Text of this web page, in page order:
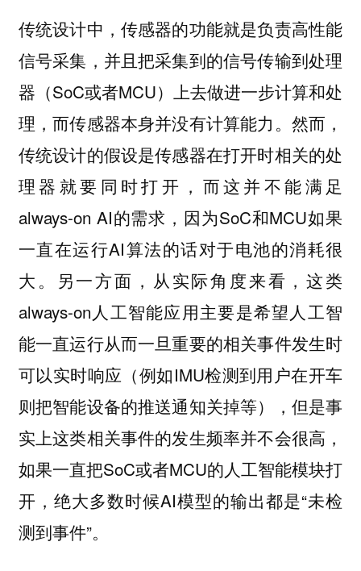
传统设计中，传感器的功能就是负责高性能
信号采集，并且把采集到的信号传输到处理
器（SoC或者MCU）上去做进一步计算和处
理，而传感器本身并没有计算能力。然而，
传统设计的假设是传感器在打开时相关的处
理器就要同时打开，而这并不能满足
always-on AI的需求，因为SoC和MCU如果
一直在运行AI算法的话对于电池的消耗很
大。另一方面，从实际角度来看，这类
always-on人工智能应用主要是希望人工智
能一直运行从而一旦重要的相关事件发生时
可以实时响应（例如IMU检测到用户在开车
则把智能设备的推送通知关掉等），但是事
实上这类相关事件的发生频率并不会很高，
如果一直把SoC或者MCU的人工智能模块打
开，绝大多数时候AI模型的输出都是“未检
测到事件”。